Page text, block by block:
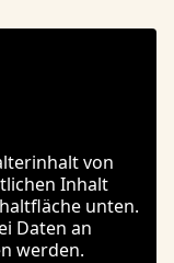
von
Inhalt
unten.
Daten an
werden.